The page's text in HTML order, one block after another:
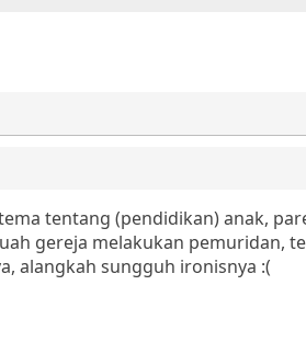
tentang (pendidikan) anak,
gereja melakukan pemuridan,
alangkah sungguh ironisnya :(